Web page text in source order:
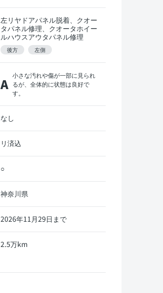
左リヤドアパネル脱着、クオー
タパネル修理、クオータホイー
ルハウスアウタパネル修理
後方 左側
A
小さな汚れや傷が一部に見られ
るが、全体的に状態は良好で
す。
なし
リ済込
○
神奈川県
2026年11月29日まで
2.5万km